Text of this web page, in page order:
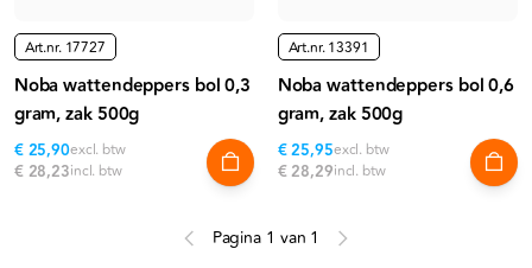
Art.nr. 17727
Noba wattendeppers bol 0,3
gram, zak 500g
€ 25,90excl. btw
€ 28,23incl. btw
Art.nr.13391
Noba wattendeppers bol 0,6
gram, zak 500g
€ 25,95excl. btw
€ 28,29incl. btw
Pagina 1 van 1